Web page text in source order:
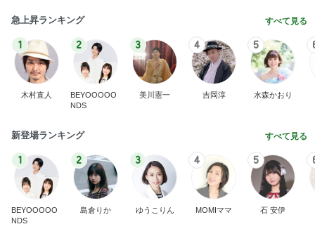
急上昇ランキング すべて見る
1
木村直人
2
BEYOOOOO
NDS
3
美川憲一
4
吉岡淳
5
水森かおり
新登場ランキング すべて見る
1
BEYOOOOO
NDS
2
島倉りか
3
ゆうこりん
4
MOMIママ
5
石 安伊